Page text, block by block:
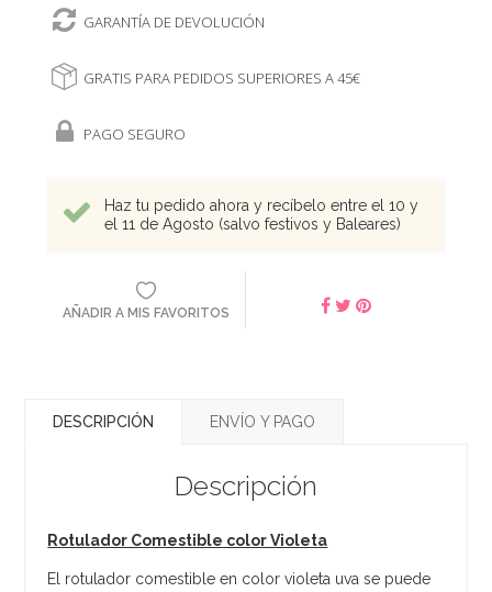
GARANTÍA DE DEVOLUCIÓN
GRATIS PARA PEDIDOS SUPERIORES A 45€
PAGO SEGURO
Haz tu pedido ahora y recíbelo entre el 10 y
el 11 de Agosto (salvo festivos y Baleares)
AÑADIR A MIS FAVORITOS
DESCRIPCIÓN ENVÍO Y PAGO
Descripción
Rotulador Comestible color Violeta
El rotulador comestible en color violeta uva se puede